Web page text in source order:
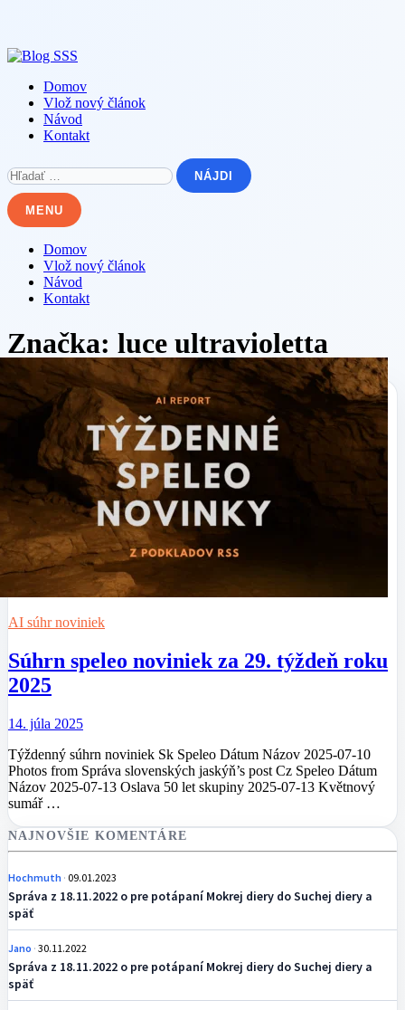
content
Domov
Vlož nový článok
Návod
Kontakt
Hľadať:
MENU
Domov
Vlož nový článok
Návod
Kontakt
Značka: luce ultravioletta
AI súhr noviniek
Súhrn speleo noviniek za 29. týždeň roku
2025
14. júla 2025
Týždenný súhrn noviniek Sk Speleo Dátum Názov 2025-07-10
Photos from Správa slovenských jaskýň’s post Cz Speleo Dátum
Názov 2025-07-13 Oslava 50 let skupiny 2025-07-13 Květnový
sumář …
NAJNOVŠIE KOMENTÁRE
Hochmuth 09.01.2023
Správa z 18.11.2022 o pre potápaní Mokrej diery do Suchej diery a
späť
Jano 30.11.2022
Správa z 18.11.2022 o pre potápaní Mokrej diery do Suchej diery a
späť